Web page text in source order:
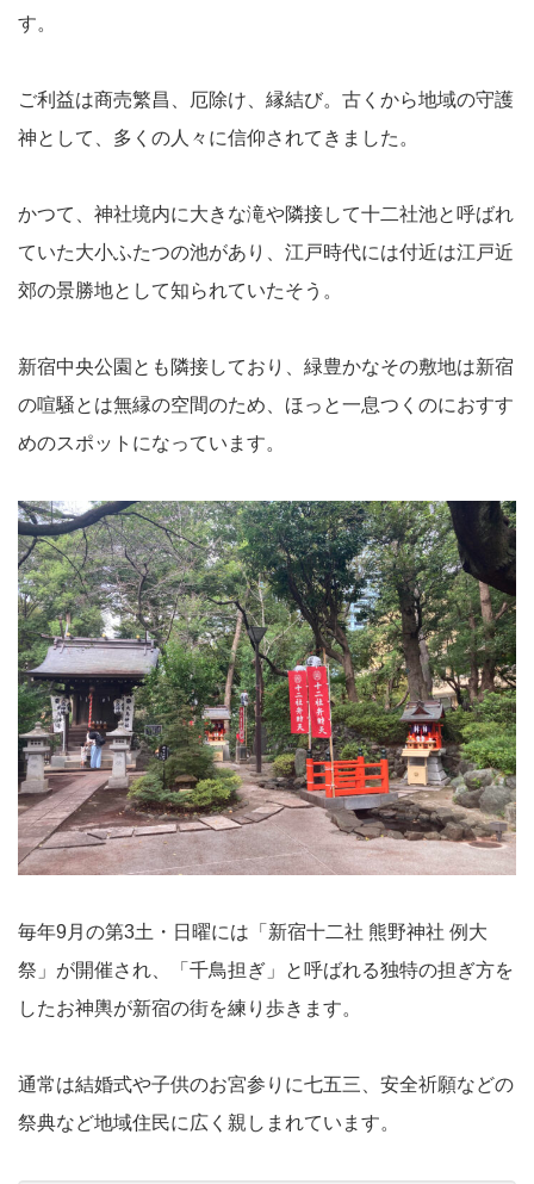
す。
ご利益は商売繁昌、厄除け、縁結び。古くから地域の守護
神として、多くの人々に信仰されてきました。
かつて、神社境内に大きな滝や隣接して十二社池と呼ばれ
ていた大小ふたつの池があり、江戸時代には付近は江戸近
郊の景勝地として知られていたそう。
新宿中央公園とも隣接しており、緑豊かなその敷地は新宿
の喧騒とは無縁の空間のため、ほっと一息つくのにおすす
めのスポットになっています。
毎年9月の第3土・日曜には「新宿十二社 熊野神社 例大
祭」が開催され、「千鳥担ぎ」と呼ばれる独特の担ぎ方を
したお神輿が新宿の街を練り歩きます。
通常は結婚式や子供のお宮参りに七五三、安全祈願などの
祭典など地域住民に広く親しまれています。